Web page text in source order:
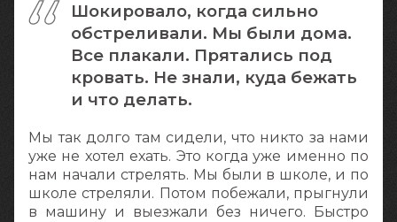
Шокировало, когда сильно
обстреливали. Мы были дома.
Все плакали. Прятались под
кровать. Не знали, куда бежать
и что делать.
Мы так долго там сидели, что никто за нами
уже не хотел ехать. Это когда уже именно по
нам начали стрелять. Мы были в школе, и по
школе стреляли. Потом побежали, прыгнули
в машину и выезжали без ничего. Быстро